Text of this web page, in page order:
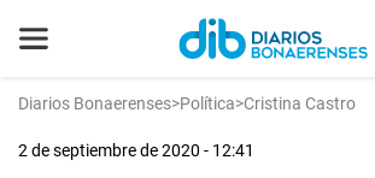
Diarios Bonaerenses>Política>Cristina Castro
2 de septiembre de 2020 - 12:41